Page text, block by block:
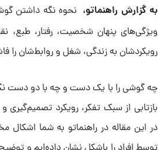
به گزارش راهنماتو، نحوه نگه داشتن
ویژگی‌های پنهان شخصیت، رفتار،
رویکردشان به زندگی، شغل و روابط‌شان را
چه گوشی را با یک دست و چه با دو دست
بازتابی از سبک تفکر، رویکرد تصمیم‌گیری
در این مقاله در راهنماتو به شما